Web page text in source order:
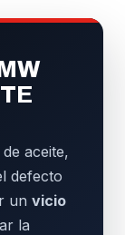
aceite,
defecto
un vicio
la